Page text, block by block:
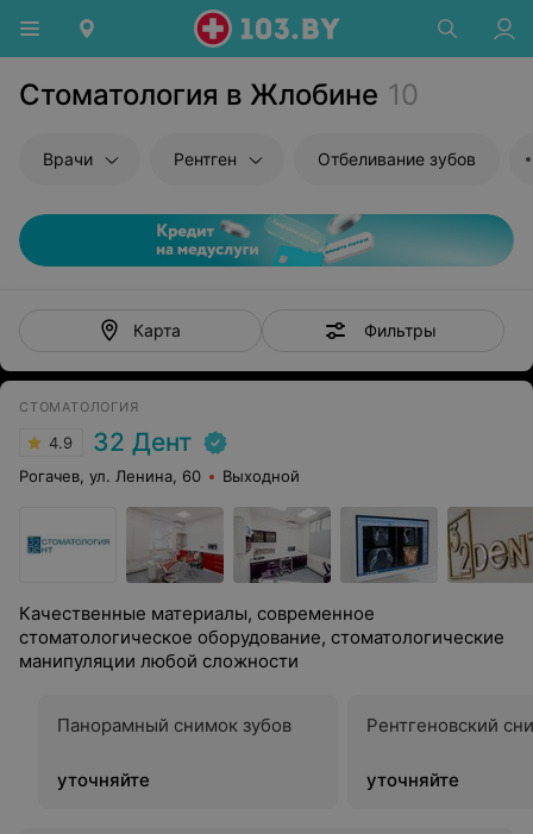
Стоматология в Жлобине 10
Врачи Рентген Отбеливание зубов
Карта Фильтры
СТОМАТОЛОГИЯ
4.9 32 Дент
Рогачев, ул. Ленина, 60 Выходной
Качественные материалы, современное
стоматологическое оборудование, стоматологические
манипуляции любой сложности
Панорамный снимок зубов
уточняйте
Рентгеновский
уточняйте